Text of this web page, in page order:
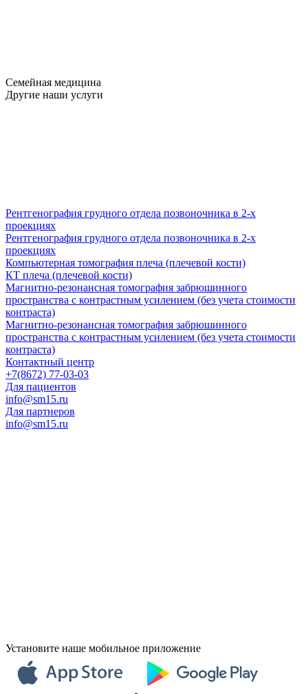
Семейная медицина
Другие наши услуги
Рентгенография грудного отдела позвоночника в 2-х
проекциях
Рентгенография грудного отдела позвоночника в 2-х
проекциях
Компьютерная томография плеча (плечевой кости)
КТ плеча (плечевой кости)
Магнитно-резонансная томография забрюшинного
пространства с контрастным усилением (без учета стоимости
контраста)
Магнитно-резонансная томография забрюшинного
пространства с контрастным усилением (без учета стоимости
контраста)
Контактный центр
+7(8672) 77-03-03
Для пациентов
info@sm15.ru
Для партнеров
info@sm15.ru
Установите наше мобильное приложение